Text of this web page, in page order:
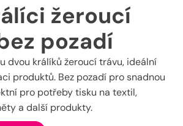
žeroucí
pozadí
dvou králíků žeroucí trávu, ideální
produktů. Bez pozadí pro snadnou
pro potřeby tisku na textil,
a další produkty.